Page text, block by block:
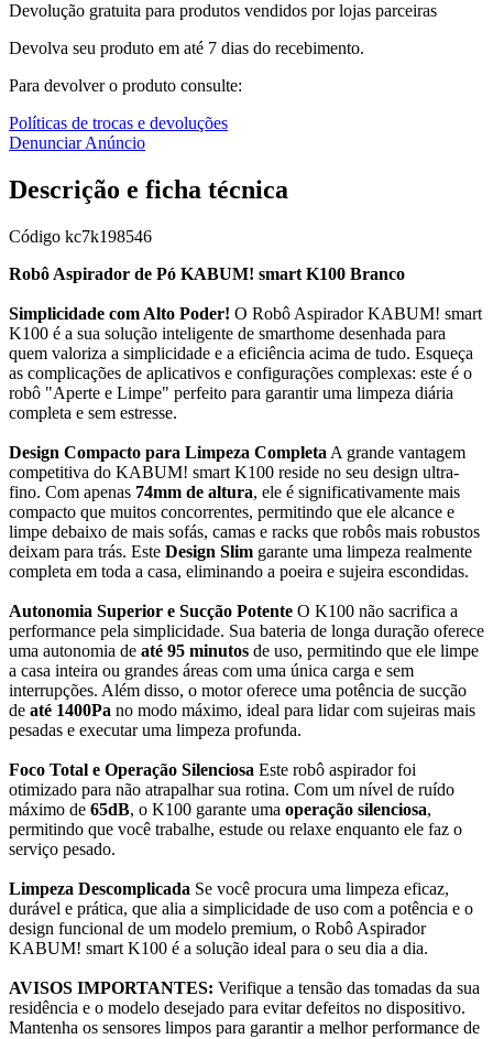
Devolução gratuita para produtos vendidos por lojas parceiras
Devolva seu produto em até 7 dias do recebimento.
Para devolver o produto consulte:
Políticas de trocas e devoluções
Denunciar Anúncio
Descrição e ficha técnica
Código kc7k198546
Robô Aspirador de Pó KABUM! smart K100 Branco
Simplicidade com Alto Poder! O Robô Aspirador KABUM! smart
K100 é a sua solução inteligente de smarthome desenhada para
quem valoriza a simplicidade e a eficiência acima de tudo. Esqueça
as complicações de aplicativos e configurações complexas: este é o
robô "Aperte e Limpe" perfeito para garantir uma limpeza diária
completa e sem estresse.
Design Compacto para Limpeza Completa A grande vantagem
competitiva do KABUM! smart K100 reside no seu design ultra-
fino. Com apenas 74mm de altura, ele é significativamente mais
compacto que muitos concorrentes, permitindo que ele alcance e
limpe debaixo de mais sofás, camas e racks que robôs mais robustos
deixam para trás. Este Design Slim garante uma limpeza realmente
completa em toda a casa, eliminando a poeira e sujeira escondidas.
Autonomia Superior e Sucção Potente O K100 não sacrifica a
performance pela simplicidade. Sua bateria de longa duração oferece
uma autonomia de até 95 minutos de uso, permitindo que ele limpe
a casa inteira ou grandes áreas com uma única carga e sem
interrupções. Além disso, o motor oferece uma potência de sucção
de até 1400Pa no modo máximo, ideal para lidar com sujeiras mais
pesadas e executar uma limpeza profunda.
Foco Total e Operação Silenciosa Este robô aspirador foi
otimizado para não atrapalhar sua rotina. Com um nível de ruído
máximo de 65dB, o K100 garante uma operação silenciosa,
permitindo que você trabalhe, estude ou relaxe enquanto ele faz o
serviço pesado.
Limpeza Descomplicada Se você procura uma limpeza eficaz,
durável e prática, que alia a simplicidade de uso com a potência e o
design funcional de um modelo premium, o Robô Aspirador
KABUM! smart K100 é a solução ideal para o seu dia a dia.
AVISOS IMPORTANTES: Verifique a tensão das tomadas da sua
residência e o modelo desejado para evitar defeitos no dispositivo.
Mantenha os sensores limpos para garantir a melhor performance de